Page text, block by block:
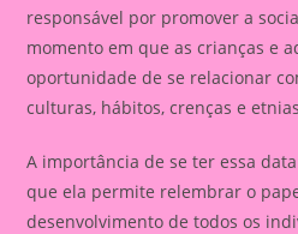
responsável por promover a
momento em que as crianças e
oportunidade de se relacionar
culturas, hábitos, crenças e etnias
A importância de se ter essa
que ela permite relembrar o
desenvolvimento de todos os